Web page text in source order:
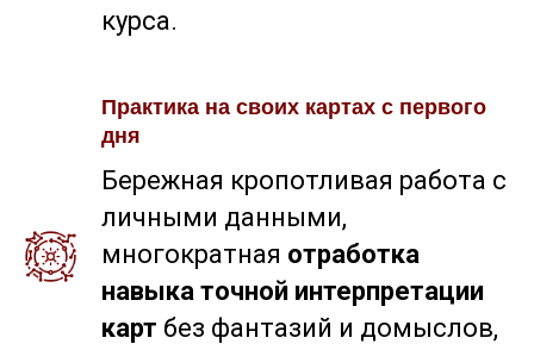
курса.
Практика на своих картах с первого
дня
Бережная кропотливая работа с
личными данными,
многократная отработка
навыка точной интерпретации
карт без фантазий и домыслов,